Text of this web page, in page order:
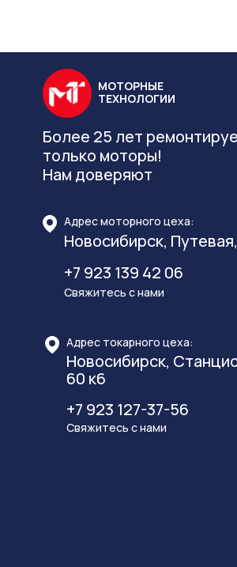
+7 923 127-37-56
Новосибирск,
60 к6
Свяжитесь с нами
Адрес токарного цеха:
+7 923 139 42 06
Новосибирск,
Свяжитесь с нами
Адрес моторного цеха:
МОТОРНЫЕ
ТЕХНОЛОГИИ
Более 25 лет
только моторы!
Нам доверяют